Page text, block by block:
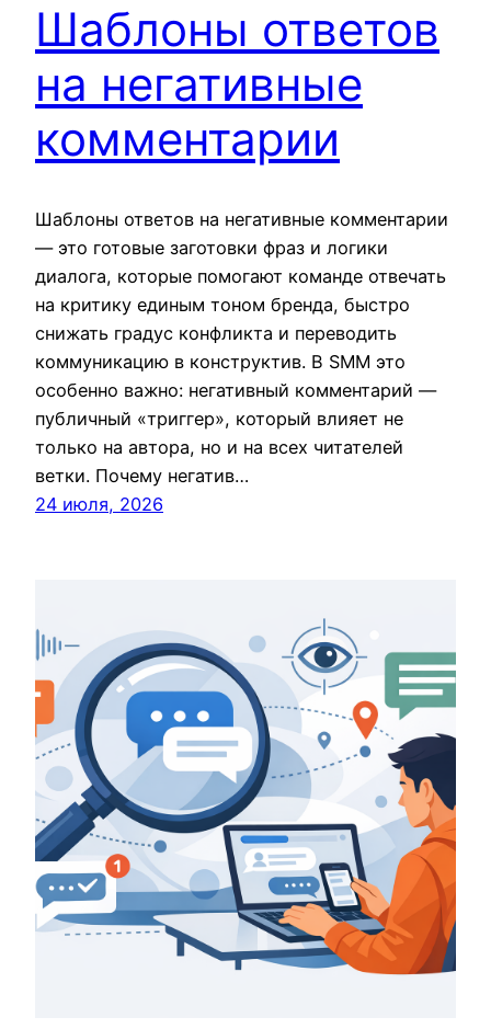
Шаблоны ответов
на негативные
комментарии
Шаблоны ответов на негативные комментарии
— это готовые заготовки фраз и логики
диалога, которые помогают команде отвечать
на критику единым тоном бренда, быстро
снижать градус конфликта и переводить
коммуникацию в конструктив. В SMM это
особенно важно: негативный комментарий —
публичный «триггер», который влияет не
только на автора, но и на всех читателей
ветки. Почему негатив…
24 июля, 2026